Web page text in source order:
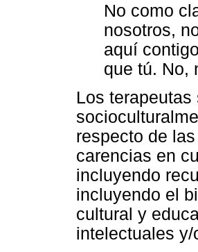
No como
nosotros,
aquí
que tú. No,
Los
respecto de
carencias en
incluyendo
incluyendo el
cultural y
intelectuales